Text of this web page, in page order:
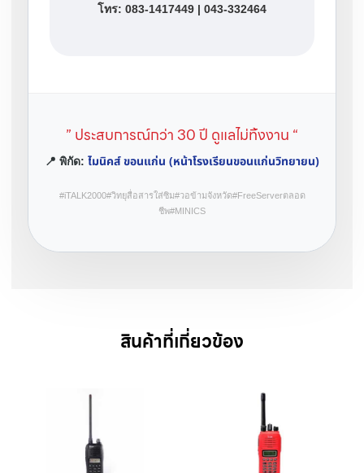
โทร: 083-1417449 | 043-332464
” ประสบการณ์กว่า 30 ปี ดูแลไม่ทิ้งงาน “
📍 พิกัด: ไมนิคส์ ขอนแก่น (หน้าโรงเรียนขอนแก่นวิทยายน)
#iTALK2000#วิทยุสื่อสารใส่ซิม#วอข้ามจังหวัด#FreeServerตลอด
ชีพ#MINICS
สินค้าที่เกี่ยวข้อง